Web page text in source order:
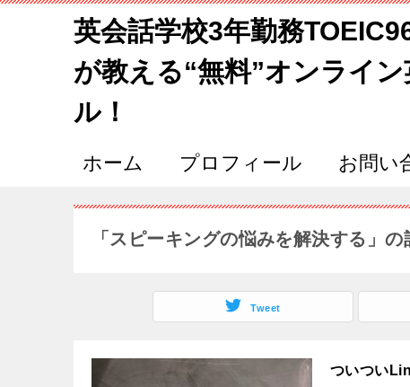
英会話学校3年勤務
が教える“無料”オンライ
ル！
ホーム プロフィール お問い
「スピーキングの悩みを解決する」の
Tweet
ついつい